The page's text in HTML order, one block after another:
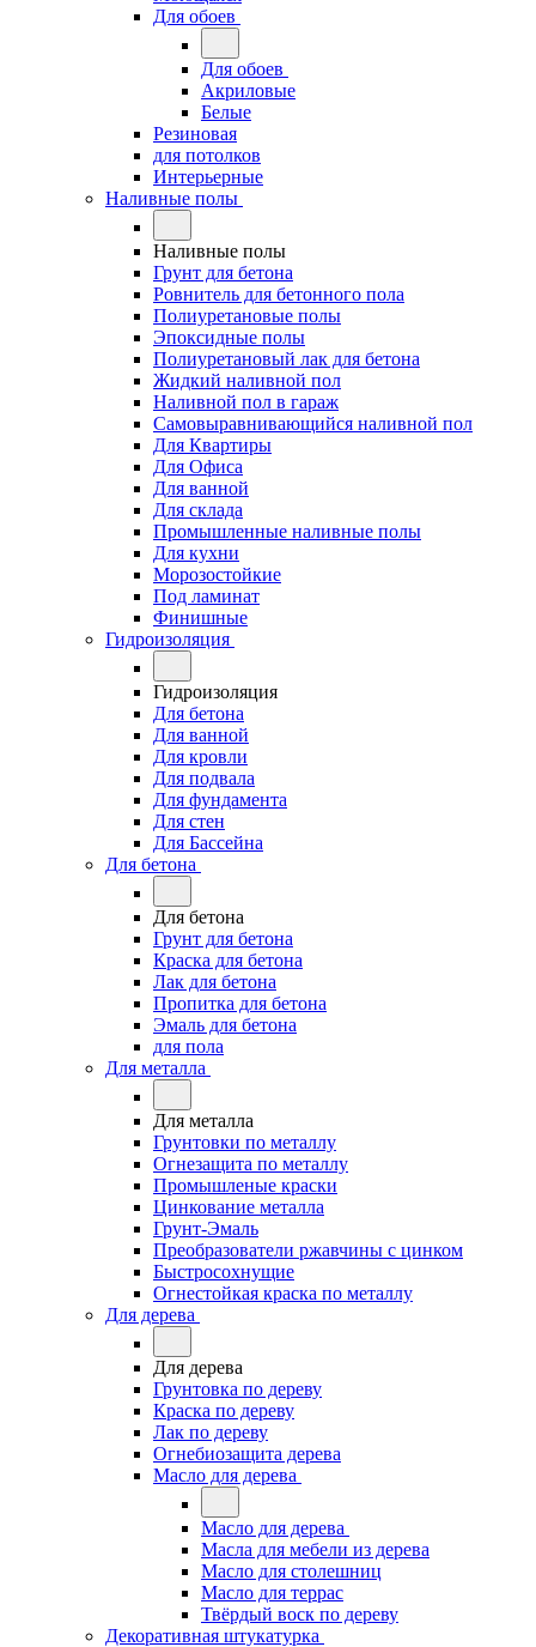
Для обоев
Для обоев
Акриловые
Белые
Резиновая
для потолков
Интерьерные
Наливные полы
Наливные полы
Грунт для бетона
Ровнитель для бетонного пола
Полиуретановые полы
Эпоксидные полы
Полиуретановый лак для бетона
Жидкий наливной пол
Наливной пол в гараж
Самовыравнивающийся наливной пол
Для Квартиры
Для Офиса
Для ванной
Для склада
Промышленные наливные полы
Для кухни
Морозостойкие
Под ламинат
Финишные
Гидроизоляция
Гидроизоляция
Для бетона
Для ванной
Для кровли
Для подвала
Для фундамента
Для стен
Для Бассейна
Для бетона
Для бетона
Грунт для бетона
Краска для бетона
Лак для бетона
Пропитка для бетона
Эмаль для бетона
для пола
Для металла
Для металла
Грунтовки по металлу
Огнезащита по металлу
Промышленые краски
Цинкование металла
Грунт-Эмаль
Преобразователи ржавчины с цинком
Быстросохнущие
Огнестойкая краска по металлу
Для дерева
Для дерева
Грунтовка по дереву
Краска по дереву
Лак по дереву
Огнебиозащита дерева
Масло для дерева
Масло для дерева
Масла для мебели из дерева
Масло для столешниц
Масло для террас
Твёрдый воск по дереву
Декоративная штукатурка